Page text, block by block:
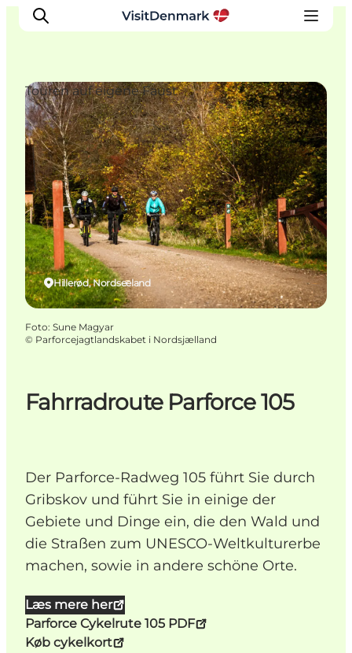
Inspiration
Regionen
Erlebnisse
Unterkünfte
Reiseplanung
Fahrradroute Parforce 105
Der Parforce-Radweg 105 führt Sie durch
Gribskov und führt Sie in einige der
Gebiete und Dinge ein, die den Wald und
die Straßen zum UNESCO-Weltkulturerbe
machen, sowie in andere schöne Orte.
Læs mere her
Parforce Cykelrute 105 PDF
Køb cykelkort
Hillerød, Nordseeland
Touren auf eigene Faust
Foto: Sune Magyar
© Parforcejagtlandskabet i Nordsjælland